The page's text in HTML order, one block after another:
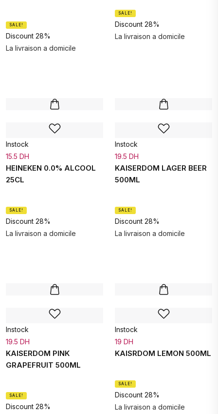
SALE!
Discount 28%
La livraison a domicile
SALE!
Discount 28%
La livraison a domicile
Instock
15.5 DH
HEINEKEN 0.0% ALCOOL
25CL
SALE!
Discount 28%
La livraison a domicile
Instock
19.5 DH
KAISERDOM LAGER BEER
500ML
SALE!
Discount 28%
La livraison a domicile
Instock
19.5 DH
KAISERDOM PINK
GRAPEFRUIT 500ML
SALE!
Discount 28%
Instock
19 DH
KAISRDOM LEMON 500ML
SALE!
Discount 28%
La livraison a domicile